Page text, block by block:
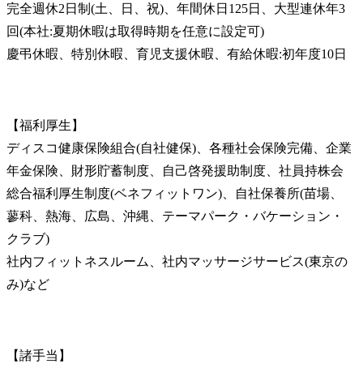
完全週休2日制(土、日、祝)、年間休日125日、大型連休年3
回(本社:夏期休暇は取得時期を任意に設定可)
慶弔休暇、特別休暇、育児支援休暇、有給休暇:初年度10日
【福利厚生】
ディスコ健康保険組合(自社健保)、各種社会保険完備、企業
年金保険、財形貯蓄制度、自己啓発援助制度、社員持株会
総合福利厚生制度(ベネフィットワン)、自社保養所(苗場、
蓼科、熱海、広島、沖縄、テーマパーク・バケーション・
クラブ)
社内フィットネスルーム、社内マッサージサービス(東京の
み)など
【諸手当】